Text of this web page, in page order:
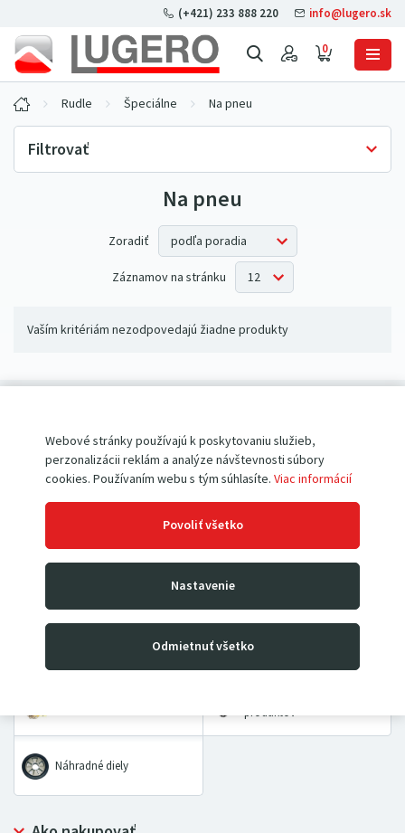
Webové stránky používajú k poskytovaniu služieb,
perzonalizácii reklám a analýze návštevnosti súbory
cookies. Používaním webu s tým súhlasíte. Viac informácií
Povoliť všetko
Nastavenie
Odmietnuť všetko
0
(+421) 233 888 220 info@lugero.sk
Rudle Špeciálne Na pneu
Filtrovať
Na pneu
Zoradiť
Záznamov na stránku
Vaším kritériám nezodpovedajú žiadne produkty
Paletové vozíky Vysokozdvižné vozíky
Dielenské žeriavy a hevery
Prepravné a dvojkolesové Priemyselné vážiace
systémy
produktov
Náhradné diely